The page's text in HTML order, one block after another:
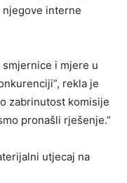
njegove interne
i mjere u
rekla je
zabrinutost komisije
pronašli rješenje.”
utjecaj na